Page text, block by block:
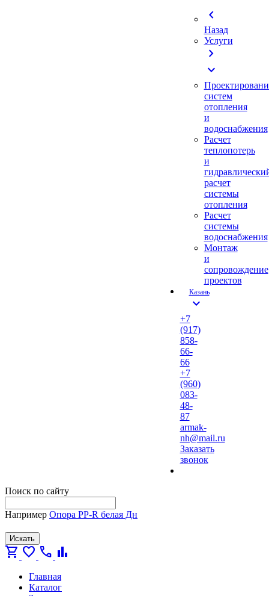
chevron_left
Назад
Услуги
chevron_right
expand_more
систем
отопления
и
водоснабжения
Расчет
теплопотерь
и
расчет
системы
отопления
Расчет
системы
водоснабжения
Монтаж
и
сопровождение
проектов
Казань
expand_more
+7
(917)
858-
66-
66
+7
(960)
083-
48-
87
armak-
nh@mail.ru
Заказать
звонок
Поиск по сайту
Например Опора PP-R белая Дн
Искать
shopping_cart favorite call bar_chart
Главная
Каталог